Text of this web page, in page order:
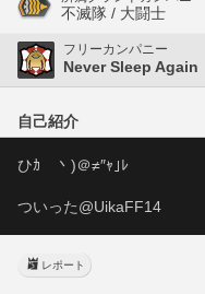
不滅隊 / 大闘士
フリーカンパニー
Never Sleep Again
自己紹介
ひｶゝ丶)＠≠″ｬ｣ﾚ
ついった@UikaFF14
レポート